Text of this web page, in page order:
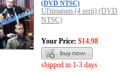
(DVD NTSC)
Ul'timatum (4 serii) (DVD
NTSC)
Your Price: $14.98
shipped in 1-3 days